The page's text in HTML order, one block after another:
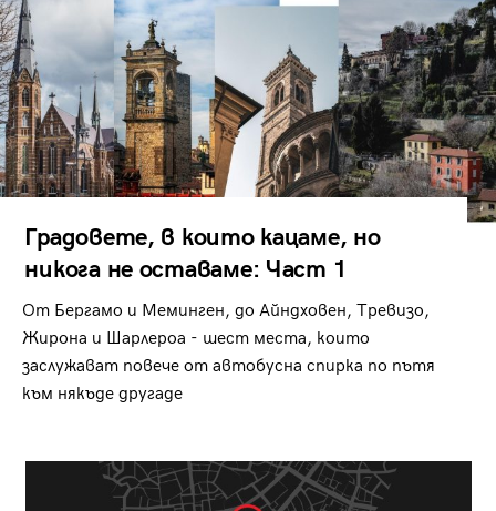
Градовете, в които кацаме, но
никога не оставаме: Част 1
От Бергамо и Меминген, до Айндховен, Тревизо,
Жирона и Шарлероа - шест места, които
заслужават повече от автобусна спирка по пътя
към някъде другаде